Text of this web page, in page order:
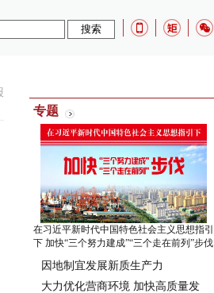
专题
在习近平新时代中国特色社会主义思想指引
下 加快“三个努力建成”“三个走在前列”步伐
因地制宜发展新质生产力
大力优化营商环境 加快高质量发